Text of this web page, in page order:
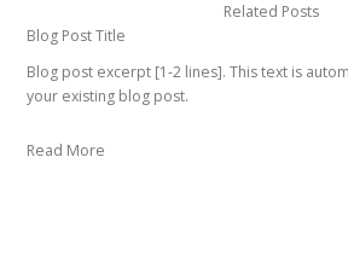
Related Posts
Blog Post Title
Blog post excerpt [1-2 lines]. This text is
your existing blog post.
Read More